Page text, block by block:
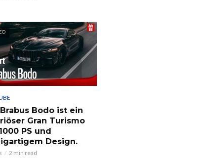
Bodo ist ein
Gran Turismo
PS und
Design.
2 min read